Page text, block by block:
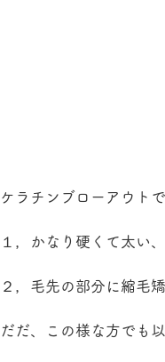
ケラチンブローアウト
１，かなり硬くて太い
２，毛先の部分に縮毛
だだ、この様な方でも